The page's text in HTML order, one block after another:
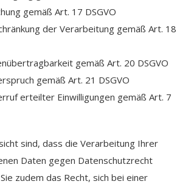
gemäß Art. 17 DSGVO
der Verarbeitung gemäß Art. 18
gemäß Art. 20 DSGVO
gemäß Art. 21 DSGVO
erteilter Einwilligungen gemäß Art. 7
sind, dass die Verarbeitung Ihrer
Daten gegen Datenschutzrecht
zudem das Recht, sich bei einer